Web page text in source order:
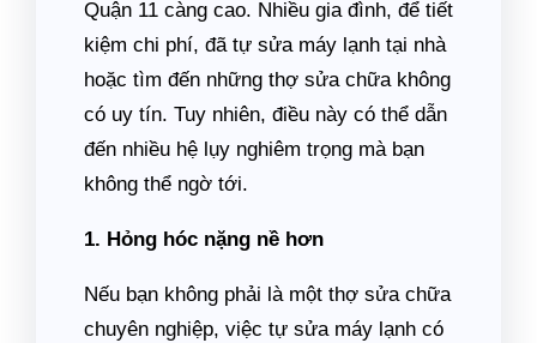
Quận 11 càng cao. Nhiều gia đình, để tiết
kiệm chi phí, đã tự sửa máy lạnh tại nhà
hoặc tìm đến những thợ sửa chữa không
có uy tín. Tuy nhiên, điều này có thể dẫn
đến nhiều hệ lụy nghiêm trọng mà bạn
không thể ngờ tới.
1. Hỏng hóc nặng nề hơn
Nếu bạn không phải là một thợ sửa chữa
chuyên nghiệp, việc tự sửa máy lạnh có